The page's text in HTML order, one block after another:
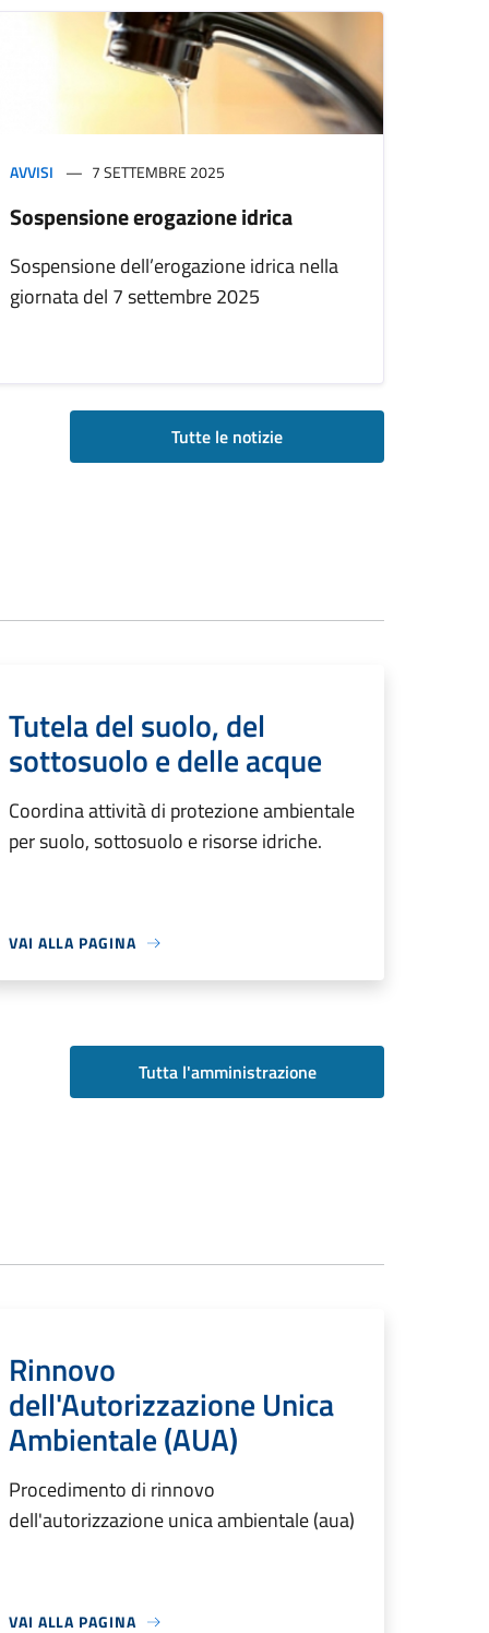
AVVISI 7 SETTEMBRE 2025
Sospensione erogazione idrica
Sospensione dell’erogazione idrica nella
giornata del 7 settembre 2025
Tutte le notizie
Tutela del suolo, del
sottosuolo e delle acque
Coordina attività di protezione ambientale
per suolo, sottosuolo e risorse idriche.
VAI ALLA PAGINA
Tutta l'amministrazione
Rinnovo
dell'Autorizzazione Unica
Ambientale (AUA)
Procedimento di rinnovo
dell'autorizzazione unica ambientale (aua)
VAI ALLA PAGINA